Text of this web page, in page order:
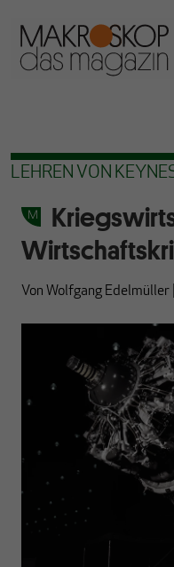
LEHREN VON
Von Wolfgang Edelmüller